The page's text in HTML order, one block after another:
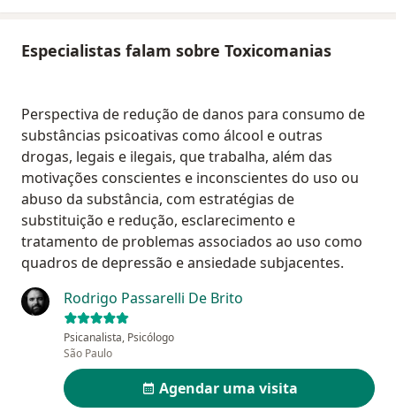
Especialistas falam sobre Toxicomanias
Perspectiva de redução de danos para consumo de
substâncias psicoativas como álcool e outras
drogas, legais e ilegais, que trabalha, além das
motivações conscientes e inconscientes do uso ou
abuso da substância, com estratégias de
substituição e redução, esclarecimento e
tratamento de problemas associados ao uso como
quadros de depressão e ansiedade subjacentes.
Rodrigo Passarelli De Brito
Psicanalista, Psicólogo
São Paulo
Agendar uma visita